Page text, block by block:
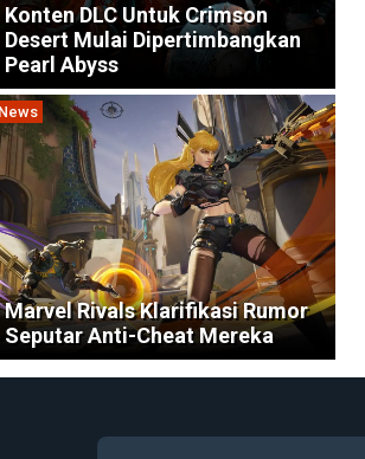
Konten DLC Untuk Crimson
Desert Mulai Dipertimbangkan
Pearl Abyss
News
Marvel Rivals Klarifikasi Rumor
Seputar Anti-Cheat Mereka